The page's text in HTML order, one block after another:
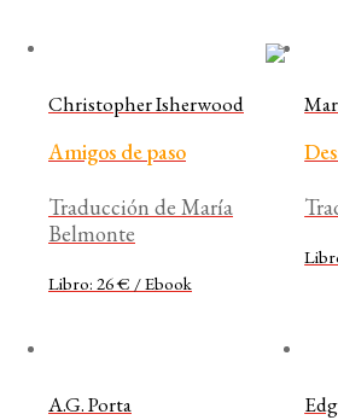
Christopher Isherwood
Amigos de paso
Traducción de María
Belmonte
Libro: 26 € / Ebook
A.G. Porta